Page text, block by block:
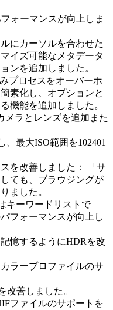
ォーマンスが向上しま
にカーソルを合わせた
イズ可能なメタデータ
ンを追加しました。
プロセスをオーバーホ
素化し、オプションと
機能を追加しました。
メラとレンズを追加また
最大ISO範囲を102401
を改善しました： 「サ
ても、ブラウジングが
ました。
キーワードリストで
フォーマンスが向上し
憶するようにHDRを改
ラープロファイルのサ
改善しました。
ファイルのサポートを